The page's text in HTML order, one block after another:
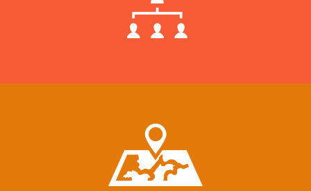
BUSINESS
저희의 비즈니스에 대해 소개해드립니다.
more view